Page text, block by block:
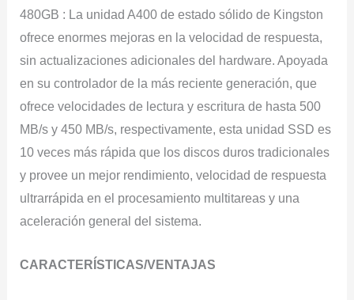
480GB : La unidad A400 de estado sólido de Kingston
ofrece enormes mejoras en la velocidad de respuesta,
sin actualizaciones adicionales del hardware. Apoyada
en su controlador de la más reciente generación, que
ofrece velocidades de lectura y escritura de hasta 500
MB/s y 450 MB/s, respectivamente, esta unidad SSD es
10 veces más rápida que los discos duros tradicionales
y provee un mejor rendimiento, velocidad de respuesta
ultrarrápida en el procesamiento multitareas y una
aceleración general del sistema.
CARACTERÍSTICAS/VENTAJAS